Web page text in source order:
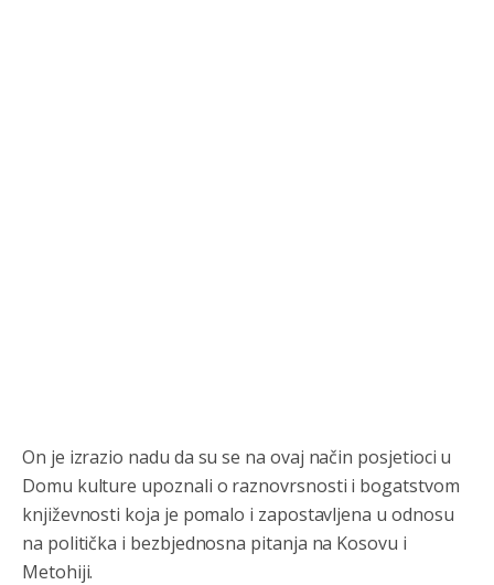
On je izrazio nadu da su se na ovaj način posjetioci u
Domu kulture upoznali o raznovrsnosti i bogatstvom
književnosti koja je pomalo i zapostavljena u odnosu
na politička i bezbjednosna pitanja na Kosovu i
Metohiji.